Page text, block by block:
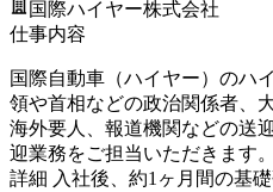
国際ハイヤー株式会社
仕事内容
国際自動車（ハイヤー）のハ
領や首相などの政治関係者、
海外要人、報道機関などの送
迎業務をご担当いただきます
詳細 入社後、約1ヶ月間の基